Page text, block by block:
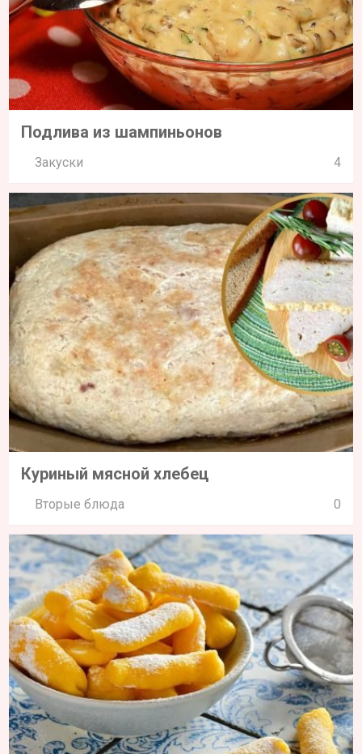
Подлива из шампиньонов
Закуски 4
Куриный мясной хлебец
Вторые блюда 0